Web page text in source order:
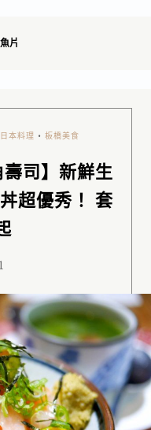
片
日本料理 • 板橋美食
司】新鮮生
超優秀！ 套